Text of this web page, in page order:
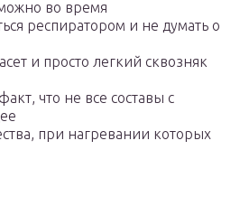
во время
респиратором и не думать о
и просто легкий сквозняк
что не все составы с
при нагревании которых